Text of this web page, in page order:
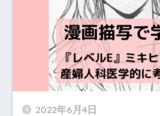
2022年6月4日